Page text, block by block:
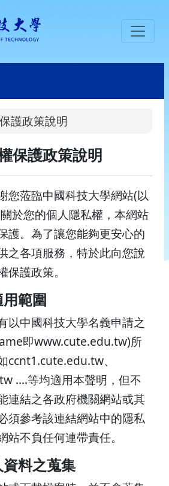
護政策說明
保護政策說明
您蒞臨中國科技大學網站(以
於您的個人隱私權，本網站
護。為了讓您能夠更安心的
之各項服務，特於此向您說
護政策。
範圍
以中國科技大學名義申請之
即www.cute.edu.tw)所
ccnt1.cute.edu.tw、
….等均適用本聲明，但不
連結之各政府機關網站或其
須參考該連結網站中的隱私
站不負任何連帶責任。
料之蒐集